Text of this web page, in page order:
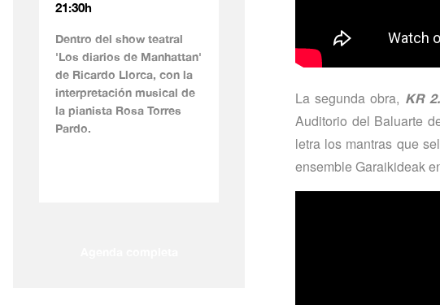
La segunda obra, KR
Auditorio del Baluarte
letra los mantras que
ensemble Garaikideak
21:30h
Dentro del show teatral
'Los diarios de Manhattan'
de Ricardo Llorca, con la
interpretación musical de
la pianista Rosa Torres
Pardo.